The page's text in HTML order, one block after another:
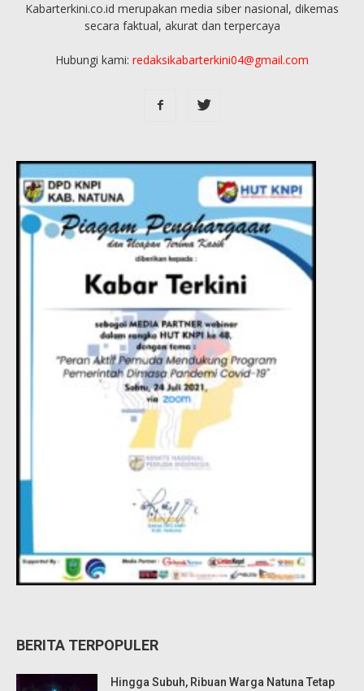
Kabarterkini.co.id merupakan media siber nasional, dikemas
secara faktual, akurat dan terpercaya
Hubungi kami: redaksikabarterkini04@gmail.com
BERITA TERPOPULER
Hingga Subuh, Ribuan Warga Natuna Tetap